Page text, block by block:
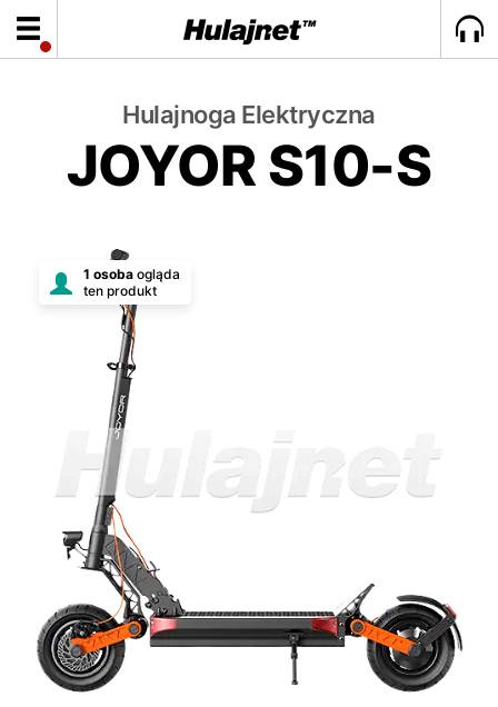
Hulajnoga Elektryczna
JOYOR S10-S
1 osoba ogląda
ten produkt